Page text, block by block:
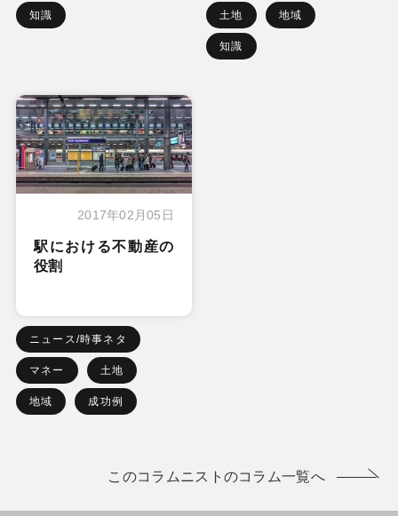
知識 土地 地域
知識
2017年02月05日
駅における不動産の
役割
ニュース/時事ネタ
マネー 土地
地域 成功例
このコラムニストのコラム一覧へ